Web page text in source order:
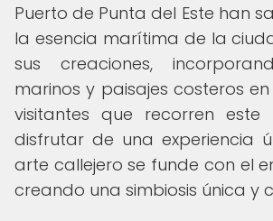
Puerto de Punta del Este han
la esencia marítima de la
sus creaciones,
marinos y paisajes costeros en
visitantes que recorren este
disfrutar de una experiencia
arte callejero se funde con el
creando una simbiosis única y